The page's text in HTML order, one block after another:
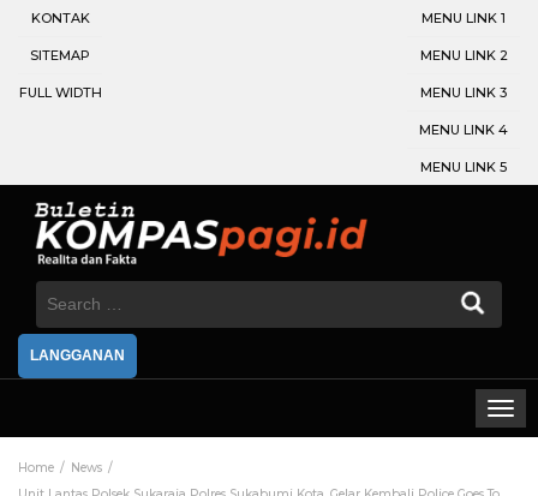
KONTAK
SITEMAP
FULL WIDTH
MENU LINK 1
MENU LINK 2
MENU LINK 3
MENU LINK 4
MENU LINK 5
Search
LANGGANAN
Home
News